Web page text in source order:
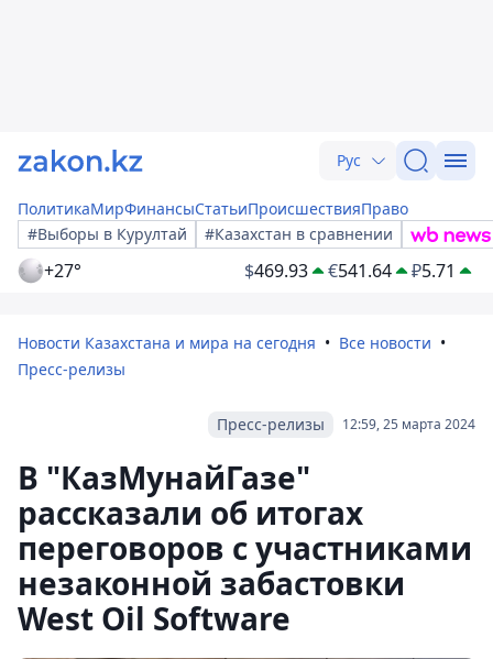
Рус
ПолитикаМирФинансыСтатьиПроисшествияПраво
#Выборы в Курултай
#Казахстан в сравнении
+27° $469.93 €541.64 ₽5.71
Новости Казахстана и мира на сегодня
Все новости
Пресс-релизы
12:59, 25 марта 2024
Пресс-релизы
В "КазМунайГазе"
рассказали об итогах
переговоров с участниками
незаконной забастовки
West Оil Software